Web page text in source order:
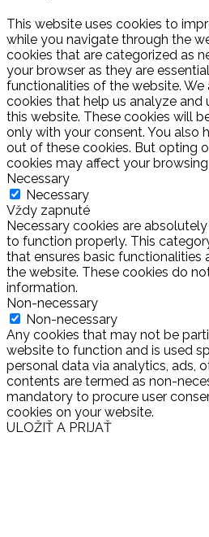
This website uses cookies to
while you navigate through the
cookies that are categorized as
your browser as they are
functionalities of the website.
cookies that help us analyze and
this website. These cookies will
only with your consent. You also
out of these cookies. But opting
cookies may affect your browsing
Necessary
Necessary
Vždy zapnuté
Necessary cookies are
to function properly. This
that ensures basic functionalities
the website. These cookies do
information.
Non-necessary
Non-necessary
Any cookies that may not be
website to function and is used
personal data via analytics, ads,
contents are termed as non-
mandatory to procure user
cookies on your website.
ULOŽIŤ A PRIJAŤ